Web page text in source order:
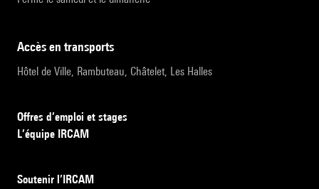
accès en transports
Hôtel de Ville, Rambuteau, Châtelet, Les Halles
Offres d’emploi et stages
L’équipe IRCAM
Soutenir l’IRCAM